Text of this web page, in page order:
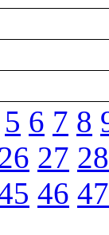
5 6 7 8
27 28
46 47